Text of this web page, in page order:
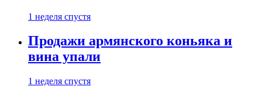
1 неделя спустя
Продажи армянского коньяка и
вина упали
1 неделя спустя